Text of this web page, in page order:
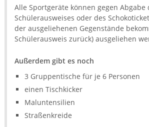
Alle Sportgeräte können gegen Abgabe
Schülerausweises oder des
der ausgeliehenen Gegenstände
Schülerausweis zurück) ausgeliehen
Außerdem gibt es noch
3 Gruppentische für je 6 Personen
einen Tischkicker
Maluntensilien
Straßenkreide